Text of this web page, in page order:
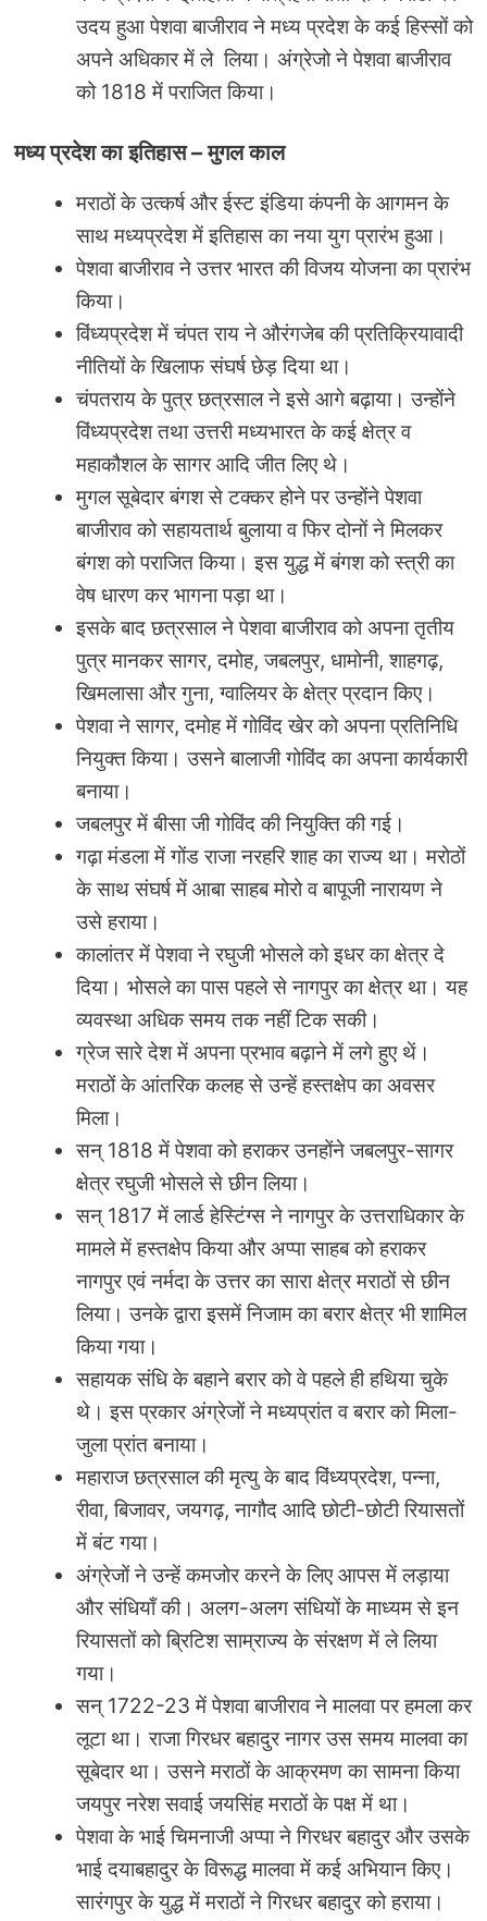
उदय हुआ पेशवा बाजीराव ने मध्य प्रदेश के कई हिस्सों को
अपने अधिकार में ले लिया। अंग्रेजो ने पेशवा बाजीराव
को 1818 में पराजित किया।
मध्य प्रदेश का इतिहास–मुगल काल
मराठों के उत्कर्ष और ईस्ट इंडिया कंपनी के आगमन के
साथ मध्यप्रदेश में इतिहास का नया युग प्रारंभ हुआ।
पेशवा बाजीराव ने उत्तर भारत की विजय योजना का प्रारंभ
किया।
विंध्यप्रदेश में चंपत राय ने औरंगजेब की प्रतिक्रियावादी
नीतियों के खिलाफ संघर्ष छेड़ दिया था।
चंपतराय के पुत्र छत्रसाल ने इसे आगे बढ़ाया। उन्होंने
विंध्यप्रदेश तथा उत्तरी मध्यभारत के कई क्षेत्र व
महाकौशल के सागर आदि जीत लिए थे।
मुगल सूबेदार बंगश से टक्कर होने पर उन्होंने पेशवा
बाजीराव को सहायतार्थ बुलाया व फिर दोनों ने मिलकर
बंगश को पराजित किया। इस युद्ध में बंगश को स्त्री का
वेष धारण कर भागना पड़ा था।
इसके बाद छत्रसाल ने पेशवा बाजीराव को अपना तृतीय
पुत्र मानकर सागर, दमोह, जबलपुर, धामोनी, शाहगढ़,
खिमलासा और गुना, ग्वालियर के क्षेत्र प्रदान किए।
पेशवा ने सागर, दमोह में गोविंद खेर को अपना प्रतिनिधि
नियुक्त किया। उसने बालाजी गोविंद का अपना कार्यकारी
बनाया।
जबलपुर में बीसा जी गोविंद की नियुक्ति की गई।
गढ़ा मंडला में गोंड राजा नरहरि शाह का राज्य था। मरोठों
के साथ संघर्ष में आबा साहब मोरो व बापूजी नारायण ने
उसे हराया।
कालांतर में पेशवा ने रघुजी भोसले को इधर का क्षेत्र दे
दिया। भोसले का पास पहले से नागपुर का क्षेत्र था। यह
व्यवस्था अधिक समय तक नहीं टिक सकी।
ग्रेज सारे देश में अपना प्रभाव बढ़ाने में लगे हुए थें।
मराठों के आंतरिक कलह से उन्हें हस्तक्षेप का अवसर
मिला।
सन् 1818 में पेशवा को हराकर उनहोंने जबलपुर-सागर
क्षेत्र रघुजी भोसले से छीन लिया।
सन् 1817 में लार्ड हेस्टिंग्स ने नागपुर के उत्तराधिकार के
मामले में हस्तक्षेप किया और अप्पा साहब को हराकर
नागपुर एवं नर्मदा के उत्तर का सारा क्षेत्र मराठों से छीन
लिया। उनके द्वारा इसमें निजाम का बरार क्षेत्र भी शामिल
किया गया।
सहायक संधि के बहाने बरार को वे पहले ही हथिया चुके
थे। इस प्रकार अंग्रेजों ने मध्यप्रांत व बरार को मिला-
जुला प्रांत बनाया।
महाराज छत्रसाल की मृत्यु के बाद विंध्यप्रदेश, पन्ना,
रीवा, बिजावर, जयगढ़, नागौद आदि छोटी-छोटी रियासतों
में बंट गया।
अंग्रेजों ने उन्हें कमजोर करने के लिए आपस में लड़ाया
और संधियाँ की। अलग-अलग संधियों के माध्यम से इन
रियासतों को ब्रिटिश साम्राज्य के संरक्षण में ले लिया
गया।
सन् 1722-23 में पेशवा बाजीराव ने मालवा पर हमला कर
लूटा था। राजा गिरधर बहादुर नागर उस समय मालवा का
सूबेदार था। उसने मराठों के आक्रमण का सामना किया
जयपुर नरेश सवाई जयसिंह मराठों के पक्ष में था।
पेशवा के भाई चिमनाजी अप्पा ने गिरधर बहादुर और उसके
भाई दयाबहादुर के विरूद्ध मालवा में कई अभियान किए।
सारंगपुर के युद्ध में मराठों ने गिरधर बहादुर को हराया।